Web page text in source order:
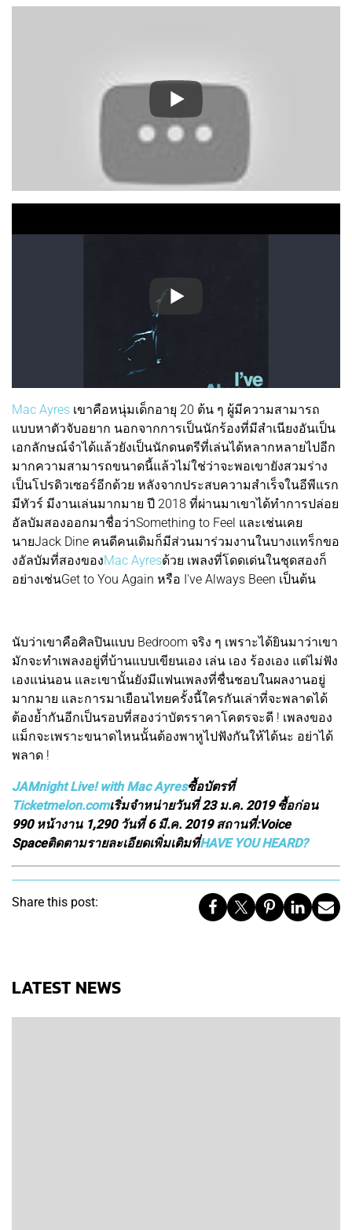
Mac Ayres เขาคือหนุ่มเด็กอายุ 20 ต้น ๆ ผู้มีความสามารถ
แบบหาตัวจับอยาก นอกจากการเป็นนักร้องที่มีสำเนียงอันเป็น
เอกลักษณ์จำได้แล้วยังเป็นนักดนตรีที่เล่นได้หลากหลายไปอีก
มากความสามารถขนาดนี้แล้วไม่ใช่ว่าจะพอเขายังสวมร่าง
เป็นโปรดิวเซอร์อีกด้วย หลังจากประสบความสำเร็จในอีพีแรก
มีทัวร์ มีงานเล่นมากมาย ปี 2018 ที่ผ่านมาเขาได้ทำการปล่อย
อัลบัมสองออกมาชื่อว่าSomething to Feel และเช่นเคย
นายJack Dine คนดีคนเดิมก็มีส่วนมาร่วมงานในบางแทร็กขอ
งอัลบัมที่สองของMac Ayresด้วย เพลงที่โดดเด่นในชุดสองก็
อย่างเช่นGet to You Again หรือ I've Always Been เป็นต้น
นับว่าเขาคือศิลปินแบบ Bedroom จริง ๆ เพราะได้ยินมาว่าเขา
มักจะทำเพลงอยู่ที่บ้านแบบเขียนเอง เล่น เอง ร้องเอง แต่ไม่ฟัง
เองแน่นอน และเขานั้นยังมีแฟนเพลงที่ชื่นชอบในผลงานอยู่
มากมาย และการมาเยือนไทยครั้งนี้ใครกันเล่าที่จะพลาดได้
ต้องย้ำกันอีกเป็นรอบที่สองว่าบัตรราคาโคตรจะดี ! เพลงของ
แม็กจะเพราะขนาดไหนนั้นต้องพาหูไปฟังกันให้ได้นะ อย่าได้
พลาด !
JAMnight Live! with Mac Ayresซื้อบัตรที่
Ticketmelon.comเริ่มจำหน่ายวันที่ 23 ม.ค. 2019 ซื้อก่อน
990 หน้างาน 1,290 วันที่ 6 มี.ค. 2019 สถานที่:Voice
Spaceติดตามรายละเอียดเพิ่มเติมที่HAVE YOU HEARD?
Share this post:
LATEST NEWS